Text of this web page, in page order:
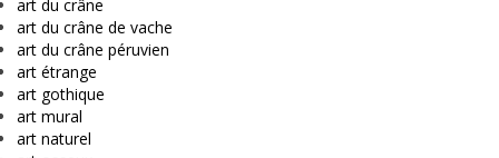
art du crâne
art du crâne de vache
art du crâne péruvien
art étrange
art gothique
art mural
art naturel